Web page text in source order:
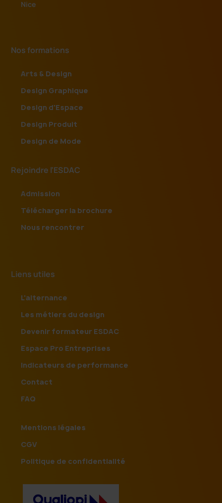
Nice
Nos formations
Arts & Design
Design Graphique
Design d'Espace
Design Produit
Design de Mode
Rejoindre l'ESDAC
Admission
Télécharger la brochure
Nous rencontrer
Liens utiles
L'alternance
Les métiers du design
Devenir formateur ESDAC
Espace Pro Entreprises
Indicateurs de performance
Contact
FAQ
Mentions légales
CGV
Politique de confidentialité